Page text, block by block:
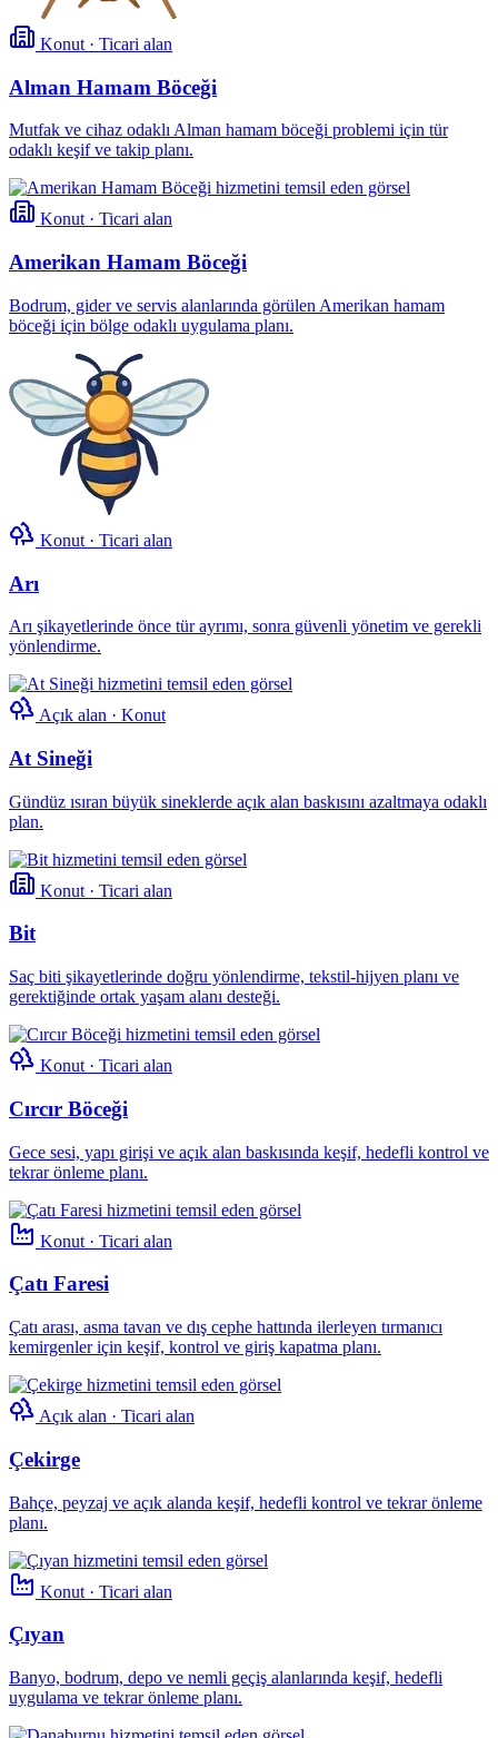
Konut · Ticari alan
Alman Hamam Böceği
Mutfak ve cihaz odaklı Alman hamam böceği problemi için tür
odaklı keşif ve takip planı.
Konut · Ticari alan
Amerikan Hamam Böceği
Bodrum, gider ve servis alanlarında görülen Amerikan hamam
böceği için bölge odaklı uygulama planı.
Konut · Ticari alan
Arı
Arı şikayetlerinde önce tür ayrımı, sonra güvenli yönetim ve gerekli
yönlendirme.
Açık alan · Konut
At Sineği
Gündüz ısıran büyük sineklerde açık alan baskısını azaltmaya odaklı
plan.
Konut · Ticari alan
Bit
Saç biti şikayetlerinde doğru yönlendirme, tekstil-hijyen planı ve
gerektiğinde ortak yaşam alanı desteği.
Konut · Ticari alan
Cırcır Böceği
Gece sesi, yapı girişi ve açık alan baskısında keşif, hedefli kontrol ve
tekrar önleme planı.
Konut · Ticari alan
Çatı Faresi
Çatı arası, asma tavan ve dış cephe hattında ilerleyen tırmanıcı
kemirgenler için keşif, kontrol ve giriş kapatma planı.
Açık alan · Ticari alan
Çekirge
Bahçe, peyzaj ve açık alanda keşif, hedefli kontrol ve tekrar önleme
planı.
Konut · Ticari alan
Çıyan
Banyo, bodrum, depo ve nemli geçiş alanlarında keşif, hedefli
uygulama ve tekrar önleme planı.